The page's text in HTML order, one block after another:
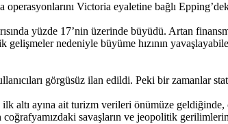
Victoria eyaletine bağlı
yüzde 17’nin üzerinde büyüdü. Artan
nedeniyle büyüme hızının
görgüsüz ilan edildi. Peki bir zamanlar
altı ayına ait turizm verileri önümüze
savaşların ve jeopolitik